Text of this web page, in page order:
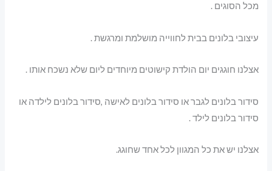
מכל הסוגים .
עיצובי בלונים בבית לחווייה מושלמת ומרגשת .
אצלנו חוגגים יום הולדת קישוטים מיוחדים ליום שלא נשכח אותו .
סידור בלונים לגבר או סידור בלונים לאישה ,סידור בלונים לילדה או
סידור בלונים לילד .
אצלנו יש את כל המגוון לכל אחד שחוגג.